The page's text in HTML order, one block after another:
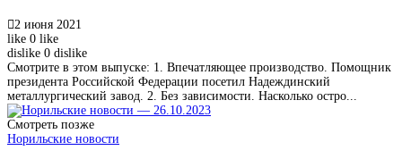
2 июня 2021
like 0 like
dislike 0 dislike
Смотрите в этом выпуске: 1. Впечатляющее производство. Помощник
президента Российской Федерации посетил Надеждинский
металлургический завод. 2. Без зависимости. Насколько остро...
Смотреть позже
Норильские новости